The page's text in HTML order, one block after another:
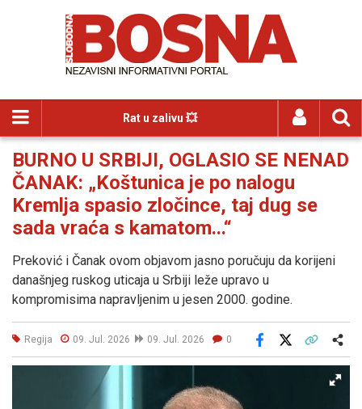
Rat u zalivu 💥
BURNO U SRBIJI, OGLASIO SE NENAD
ČANAK: „Koštunica je po nalogu
Kremlja spasio zločince, taj dug se
sada vraća s kamatom...“
Preković i Čanak ovom objavom jasno poručuju da korijeni
današnjeg ruskog uticaja u Srbiji leže upravo u
kompromisima napravljenim u jesen 2000. godine.
Regija 09. Jul. 2026 09. Jul. 2026 0
Facebook